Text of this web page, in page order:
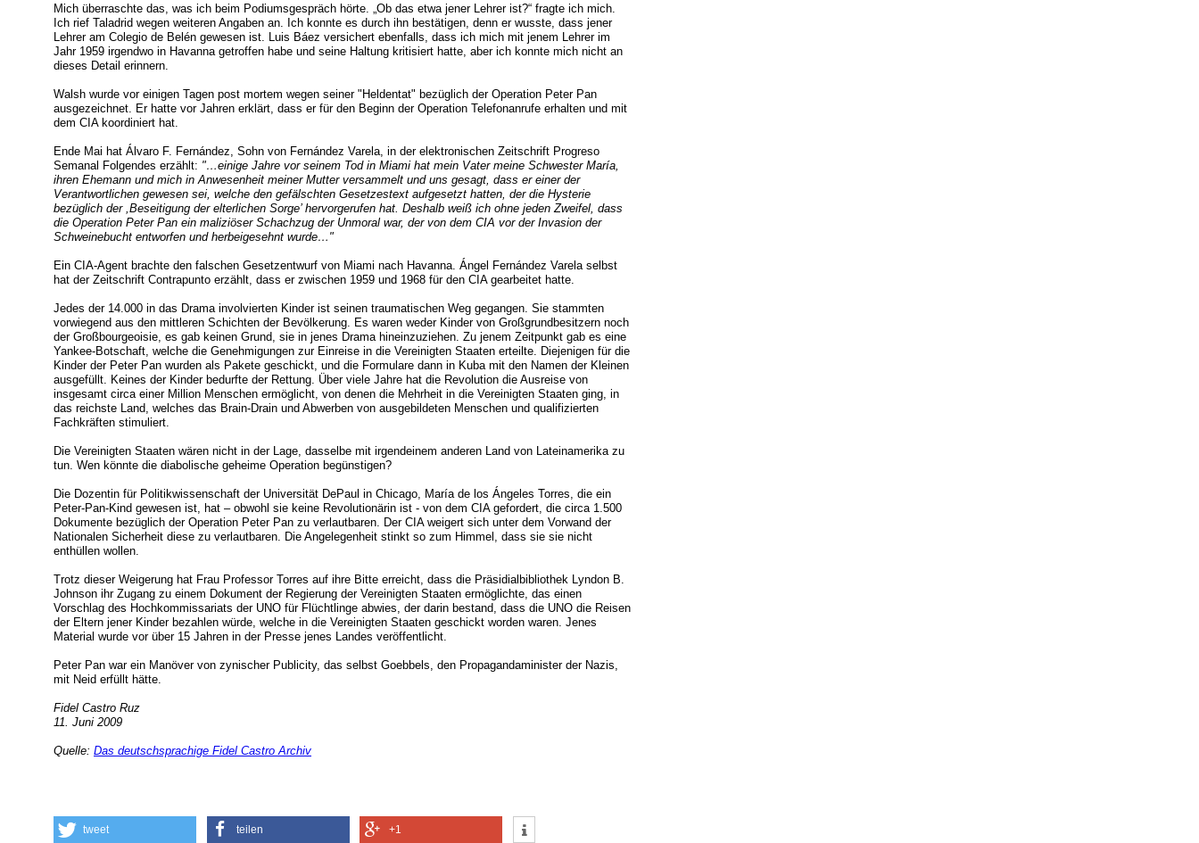
Mich überraschte das, was ich beim Podiumsgespräch hörte. „Ob das etwa jener Lehrer ist?“ fragte ich mich.
Ich rief Taladrid wegen weiteren Angaben an. Ich konnte es durch ihn bestätigen, denn er wusste, dass jener
Lehrer am Colegio de Belén gewesen ist. Luis Báez versichert ebenfalls, dass ich mich mit jenem Lehrer im
Jahr 1959 irgendwo in Havanna getroffen habe und seine Haltung kritisiert hatte, aber ich konnte mich nicht an
dieses Detail erinnern.
Walsh wurde vor einigen Tagen post mortem wegen seiner "Heldentat" bezüglich der Operation Peter Pan
ausgezeichnet. Er hatte vor Jahren erklärt, dass er für den Beginn der Operation Telefonanrufe erhalten und mit
dem CIA koordiniert hat.
Ende Mai hat Álvaro F. Fernández, Sohn von Fernández Varela, in der elektronischen Zeitschrift Progreso
Semanal Folgendes erzählt: "…einige Jahre vor seinem Tod in Miami hat mein Vater meine Schwester María,
ihren Ehemann und mich in Anwesenheit meiner Mutter versammelt und uns gesagt, dass er einer der
Verantwortlichen gewesen sei, welche den gefälschten Gesetzestext aufgesetzt hatten, der die Hysterie
bezüglich der ,Beseitigung der elterlichen Sorge’ hervorgerufen hat. Deshalb weiß ich ohne jeden Zweifel, dass
die Operation Peter Pan ein maliziöser Schachzug der Unmoral war, der von dem CIA vor der Invasion der
Schweinebucht entworfen und herbeigesehnt wurde…"
Ein CIA-Agent brachte den falschen Gesetzentwurf von Miami nach Havanna. Ángel Fernández Varela selbst
hat der Zeitschrift Contrapunto erzählt, dass er zwischen 1959 und 1968 für den CIA gearbeitet hatte.
Jedes der 14.000 in das Drama involvierten Kinder ist seinen traumatischen Weg gegangen. Sie stammten
vorwiegend aus den mittleren Schichten der Bevölkerung. Es waren weder Kinder von Großgrundbesitzern noch
der Großbourgeoisie, es gab keinen Grund, sie in jenes Drama hineinzuziehen. Zu jenem Zeitpunkt gab es eine
Yankee-Botschaft, welche die Genehmigungen zur Einreise in die Vereinigten Staaten erteilte. Diejenigen für die
Kinder der Peter Pan wurden als Pakete geschickt, und die Formulare dann in Kuba mit den Namen der Kleinen
ausgefüllt. Keines der Kinder bedurfte der Rettung. Über viele Jahre hat die Revolution die Ausreise von
insgesamt circa einer Million Menschen ermöglicht, von denen die Mehrheit in die Vereinigten Staaten ging, in
das reichste Land, welches das Brain-Drain und Abwerben von ausgebildeten Menschen und qualifizierten
Fachkräften stimuliert.
Die Vereinigten Staaten wären nicht in der Lage, dasselbe mit irgendeinem anderen Land von Lateinamerika zu
tun. Wen könnte die diabolische geheime Operation begünstigen?
Die Dozentin für Politikwissenschaft der Universität DePaul in Chicago, María de los Ángeles Torres, die ein
Peter-Pan-Kind gewesen ist, hat – obwohl sie keine Revolutionärin ist - von dem CIA gefordert, die circa 1.500
Dokumente bezüglich der Operation Peter Pan zu verlautbaren. Der CIA weigert sich unter dem Vorwand der
Nationalen Sicherheit diese zu verlautbaren. Die Angelegenheit stinkt so zum Himmel, dass sie sie nicht
enthüllen wollen.
Trotz dieser Weigerung hat Frau Professor Torres auf ihre Bitte erreicht, dass die Präsidialbibliothek Lyndon B.
Johnson ihr Zugang zu einem Dokument der Regierung der Vereinigten Staaten ermöglichte, das einen
Vorschlag des Hochkommissariats der UNO für Flüchtlinge abwies, der darin bestand, dass die UNO die Reisen
der Eltern jener Kinder bezahlen würde, welche in die Vereinigten Staaten geschickt worden waren. Jenes
Material wurde vor über 15 Jahren in der Presse jenes Landes veröffentlicht.
Peter Pan war ein Manöver von zynischer Publicity, das selbst Goebbels, den Propagandaminister der Nazis,
mit Neid erfüllt hätte.
Fidel Castro Ruz
11. Juni 2009
Quelle: Das deutschsprachige Fidel Castro Archiv
tweet teilen +1